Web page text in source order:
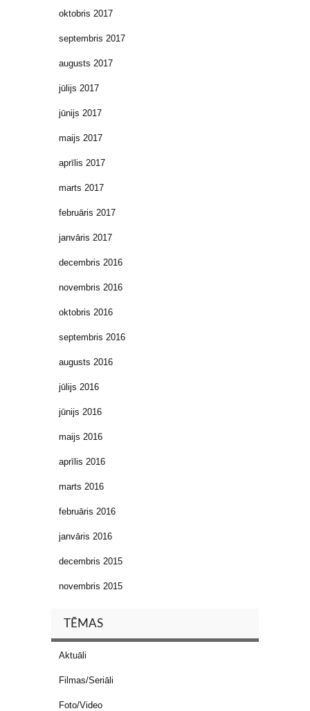
oktobris 2017
septembris 2017
augusts 2017
jūlijs 2017
jūnijs 2017
maijs 2017
aprīlis 2017
marts 2017
februāris 2017
janvāris 2017
decembris 2016
novembris 2016
oktobris 2016
septembris 2016
augusts 2016
jūlijs 2016
jūnijs 2016
maijs 2016
aprīlis 2016
marts 2016
februāris 2016
janvāris 2016
decembris 2015
novembris 2015
TĒMAS
Aktuāli
Filmas/Seriāli
Foto/Video